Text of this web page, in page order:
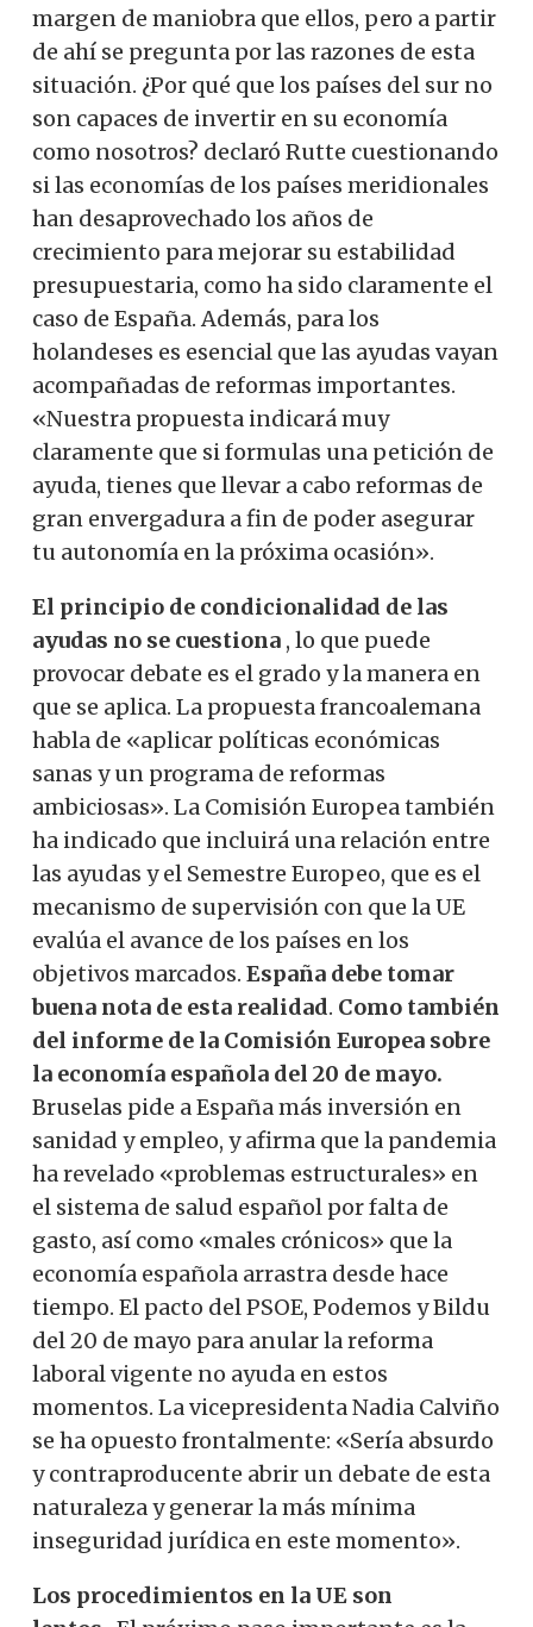
margen de maniobra que ellos, pero a partir
de ahí se pregunta por las razones de esta
situación. ¿Por qué que los países del sur no
son capaces de invertir en su economía
como nosotros? declaró Rutte cuestionando
si las economías de los países meridionales
han desaprovechado los años de
crecimiento para mejorar su estabilidad
presupuestaria, como ha sido claramente el
caso de España. Además, para los
holandeses es esencial que las ayudas vayan
acompañadas de reformas importantes.
«Nuestra propuesta indicará muy
claramente que si formulas una petición de
ayuda, tienes que llevar a cabo reformas de
gran envergadura a fin de poder asegurar
tu autonomía en la próxima ocasión».
El principio de condicionalidad de las
ayudas no se cuestiona , lo que puede
provocar debate es el grado y la manera en
que se aplica. La propuesta francoalemana
habla de «aplicar políticas económicas
sanas y un programa de reformas
ambiciosas». La Comisión Europea también
ha indicado que incluirá una relación entre
las ayudas y el Semestre Europeo, que es el
mecanismo de supervisión con que la UE
evalúa el avance de los países en los
objetivos marcados. España debe tomar
buena nota de esta realidad. Como también
del informe de la Comisión Europea sobre
la economía española del 20 de mayo.
Bruselas pide a España más inversión en
sanidad y empleo, y afirma que la pandemia
ha revelado «problemas estructurales» en
el sistema de salud español por falta de
gasto, así como «males crónicos» que la
economía española arrastra desde hace
tiempo. El pacto del PSOE, Podemos y Bildu
del 20 de mayo para anular la reforma
laboral vigente no ayuda en estos
momentos. La vicepresidenta Nadia Calviño
se ha opuesto frontalmente: «Sería absurdo
y contraproducente abrir un debate de esta
naturaleza y generar la más mínima
inseguridad jurídica en este momento».
Los procedimientos en la UE son